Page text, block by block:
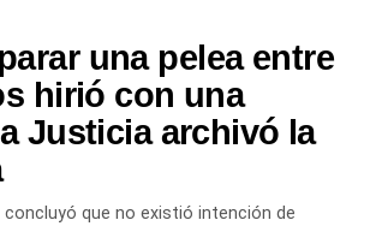
una pelea entre
hirió con una
Justicia archivó la
concluyó que no existió intención de